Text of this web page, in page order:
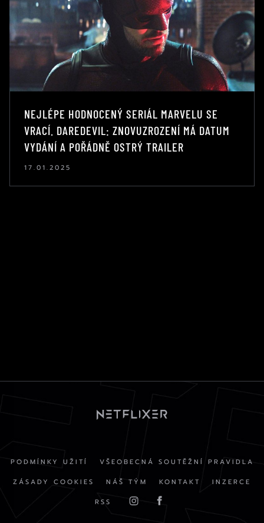
NEJLÉPE HODNOCENÝ SERIÁL MARVELU SE
VRACÍ. DAREDEVIL: ZNOVUZROZENÍ MÁ DATUM
VYDÁNÍ A POŘÁDNĚ OSTRÝ TRAILER
17.01.2025
PODMÍNKY UŽITÍ
VŠEOBECNÁ SOUTĚŽNÍ PRAVIDLA
ZÁSADY COOKIES
NÁŠ TÝM KONTAKT
INZERCE
RSS